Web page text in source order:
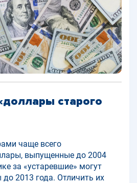
старого
чаще всего
выпущенные до 2004
за «устаревшие» могут
2013 года. Отличить их